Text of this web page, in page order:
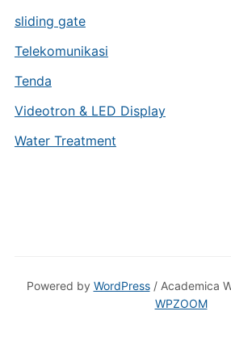
sliding gate
Telekomunikasi
Tenda
Videotron & LED Display
Water Treatment
Powered by WordPress/ Academica
WPZOOM